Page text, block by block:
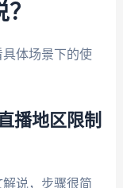
体场景下的使
播地区限制
说，步骤很简